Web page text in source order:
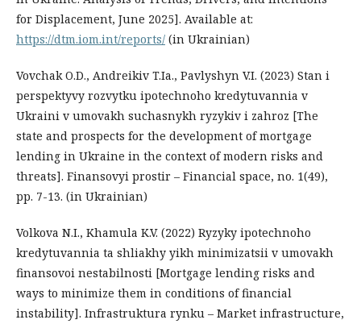
for Displacement, June 2025]. Available at:
https://dtm.iom.int/reports/ (in Ukrainian)
Vovchak O.D., Andreikiv T.Ia., Pavlyshyn V.I. (2023) Stan i
perspektyvy rozvytku ipotechnoho kredytuvannia v
Ukraini v umovakh suchasnykh ryzykiv i zahroz [The
state and prospects for the development of mortgage
lending in Ukraine in the context of modern risks and
threats]. Finansovyi prostir – Financial space, no. 1(49),
pp. 7-13. (in Ukrainian)
Volkova N.I., Khamula K.V. (2022) Ryzyky ipotechnoho
kredytuvannia ta shliakhy yikh minimizatsii v umovakh
finansovoi nestabilnosti [Mortgage lending risks and
ways to minimize them in conditions of financial
instability]. Infrastruktura rynku – Market infrastructure,